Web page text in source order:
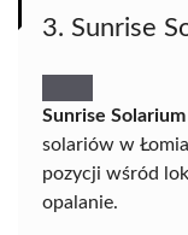
3. Sunrise
Sunrise Solarium
solariów w
pozycji wśród
opalanie.